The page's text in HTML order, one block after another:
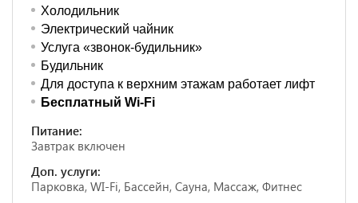
Холодильник
Электрический чайник
Услуга «звонок-будильник»
Будильник
Для доступа к верхним этажам работает лифт
Бесплатный Wi-Fi
Питание:
Завтрак включен
Доп. услуги:
Парковка, WI-Fi, Бассейн, Сауна, Массаж, Фитнес